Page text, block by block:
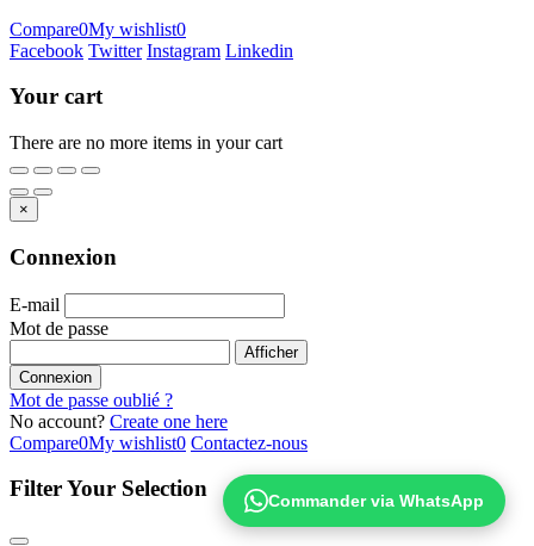
Commander via WhatsApp
Compare0My wishlist0
Facebook Twitter Instagram Linkedin
Your cart
There are no more items in your cart
×
Connexion
E-mail
Mot de passe
Afficher
Connexion
Mot de passe oublié ?
No account? Create one here
Compare0My wishlist0 Contactez-nous
Filter Your Selection